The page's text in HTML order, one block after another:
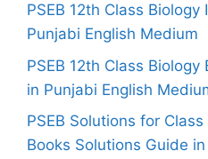
PSEB 12th Class
Punjabi English Medium
PSEB 12th Class
in Punjabi English
PSEB Solutions for
Books Solutions Guide